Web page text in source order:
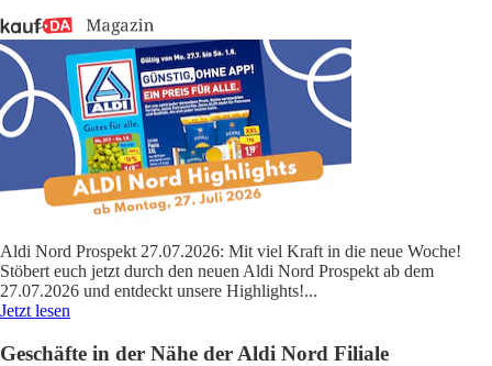
Aldi Nord Prospekt 27.07.2026: Mit viel Kraft in die neue Woche!
Stöbert euch jetzt durch den neuen Aldi Nord Prospekt ab dem
27.07.2026 und entdeckt unsere Highlights!...
Jetzt lesen
Geschäfte in der Nähe der Aldi Nord Filiale